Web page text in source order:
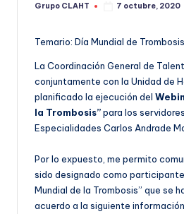
Grupo CLAHT 7 octubre, 2020
Temario: Día Mundial de Trombosis
La Coordinación General de
conjuntamente con la Unidad de
planificado la ejecución del
la Trombosis”para los
Especialidades Carlos Andrade
Por lo expuesto, me permito
sido designado como participante
Mundial de la Trombosis” que se
acuerdo a la siguiente